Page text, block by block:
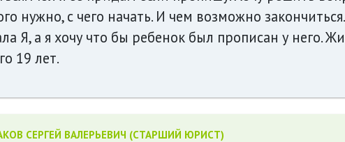
нужно, с чего начать. И чем возможно
Я, а я хочу что бы ребенок был прописан у него.
19 лет.
СЕРГЕЙ ВАЛЕРЬЕВИЧ (СТАРШИЙ ЮРИСТ)